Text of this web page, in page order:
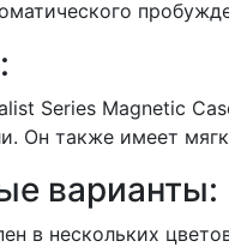
Series Magnetic
Он также имеет
варианты:
в нескольких